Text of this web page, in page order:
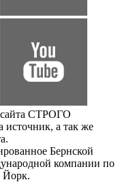
СТРОГО
а так же
Бернской
компании по
Йорк.